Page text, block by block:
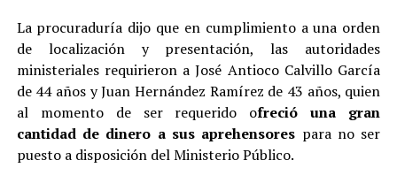
La procuraduría dijo que en cumplimiento a una orden
de localización y presentación, las autoridades
ministeriales requirieron a José Antioco Calvillo García
de 44 años y Juan Hernández Ramírez de 43 años, quien
al momento de ser requerido ofreció una gran
cantidad de dinero a sus aprehensores para no ser
puesto a disposición del Ministerio Público.